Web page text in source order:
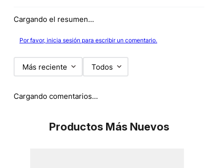
Cargando el resumen…
Por favor, inicia sesión para escribir un comentario.
Más reciente Todos
Cargando comentarios…
Productos Más Nuevos